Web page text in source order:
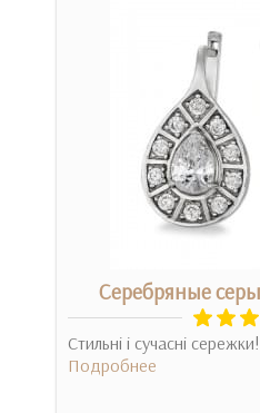
Серебряные
Стильні і сучасні
Подробнее